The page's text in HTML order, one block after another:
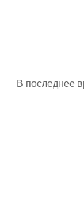
В последнее